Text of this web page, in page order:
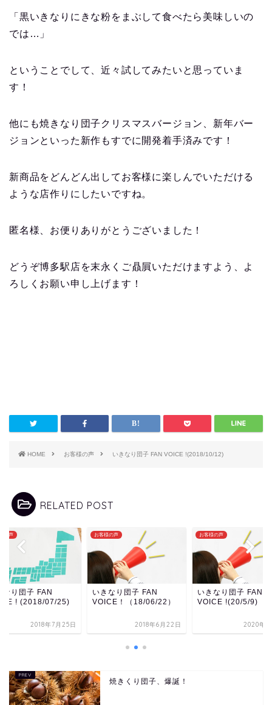
「黒いきなりにきな粉をまぶして食べたら美味しいの
では…」
ということでして、近々試してみたいと思っていま
す！
他にも焼きなり団子クリスマスバージョン、新年バー
ジョンといった新作もすでに開発着手済みです！
新商品をどんどん出してお客様に楽しんでいただける
ような店作りにしたいですね。
匿名様、お便りありがとうございました！
どうぞ博多駅店を末永くご贔屓いただけますよう、よ
ろしくお願い申し上げます！
HOME お客様の声 いきなり団子 FAN VOICE !(2018/10/12)
RELATED POST
の声
なり団子 FAN
! (2018/07/25)
2018年7月25日
お客様の声
いきなり団子 FAN
VOICE！（18/06/22）
2018年6月22日
お客様の声
いきなり団子 FAN
VOICE !(20/5/9)
2020年5
焼きくり団子、爆誕！